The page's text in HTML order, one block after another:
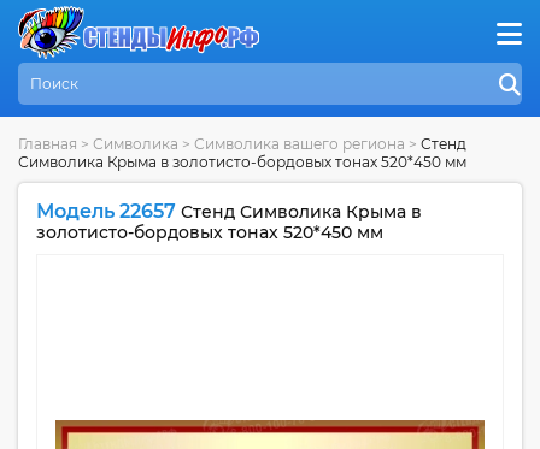
Главная > Символика > Символика вашего региона > Стенд
Символика Крыма в золотисто-бордовых тонах 520*450 мм
Модель 22657 Стенд Символика Крыма в
золотисто-бордовых тонах 520*450 мм